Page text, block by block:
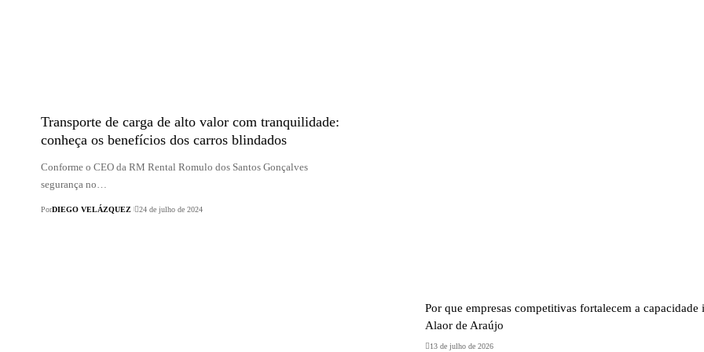
Transporte de carga de alto valor com
tranquilidade: conheça os benefícios dos
carros blindados
Conforme o CEO da RM Rental Romulo dos Santos Gonçalves
segurança no…
Por que empresas competitivas fortalecem a
Entenda com Márcio Alaor de Araújo